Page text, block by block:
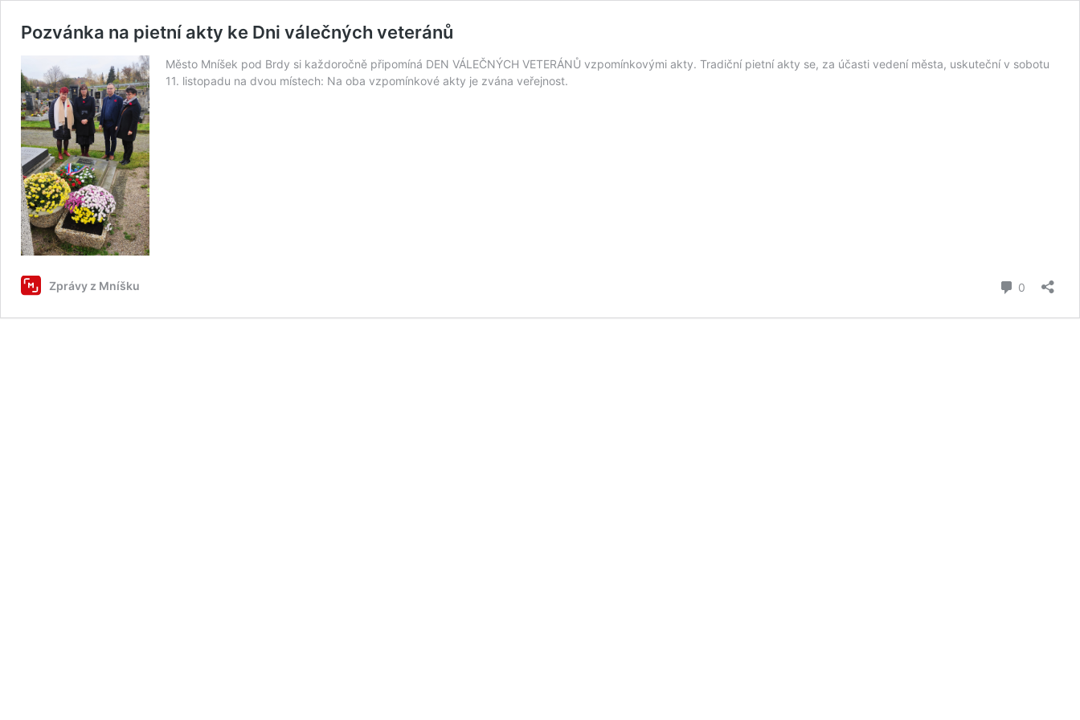
Pozvánka na pietní akty ke Dni válečných veteránů
Město Mníšek pod Brdy si každoročně připomíná DEN VÁLEČNÝCH VETERÁNŮ vzpomínkovými akty. Tradiční pietní akty se, za účasti vedení města, uskuteční v sobotu
11. listopadu na dvou místech: Na oba vzpomínkové akty je zvána veřejnost.
Zprávy z Mníšku 0 komentářů